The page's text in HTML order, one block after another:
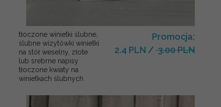
tłoczone winietki ślubne,
ślubne wizytówki winietki
na stół weselny, złote
lub srebrne napisy
tłoczone kwiaty na
winietkach ślubnych
Promocja:
2.4 PLN / 3.00 PLN